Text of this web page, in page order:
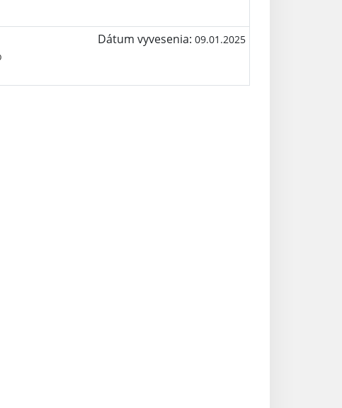
Dátum vyvesenia: 09.01.2025